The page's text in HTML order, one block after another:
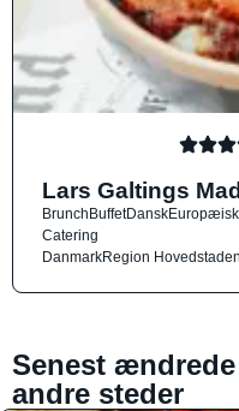
Lars Galtings
BrunchBuffetDanskEuropæisk
Catering
DanmarkRegion Hovedstaden
Senest
andre steder